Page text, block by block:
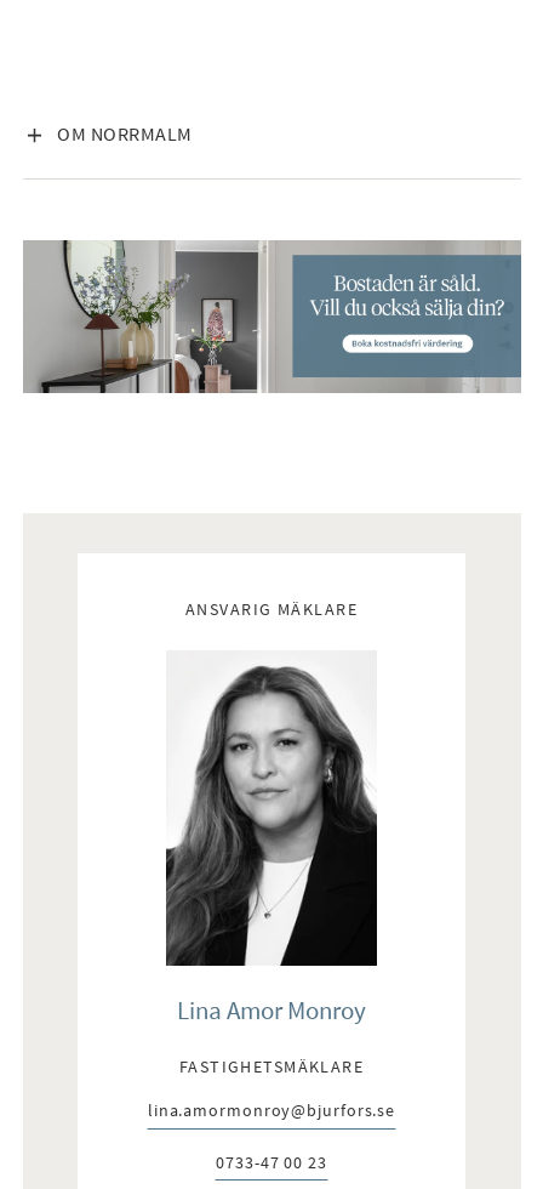
OM NORRMALM
VISA INNEHÅLL
ANSVARIG MÄKLARE
Lina Amor Monroy
FASTIGHETSMÄKLARE
E-post:
lina.amormonroy@bjurfors.se
Telefon:
0733-47 00 23